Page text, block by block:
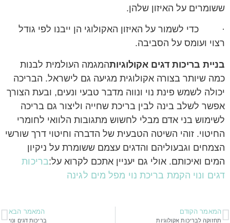
ששומרים על האיזון שלהן.
· כדי לשמור על האיזון האקולוגי הן ייבנו לפי גודל
רצוי ועומס על הסביבה.
בניית בריכות דגים אקולוגיותהמגמה העולמית לבנות
כמה שיותר בצורה אקולוגית מגיעה גם לישראל. הבריכה
יכולה לשמש פינת נוי ונווה מדבר טבעי ונעים, ובעת הצורך
אפשר לשלב בינה לבין בריכת שחייה וליצור גם בריכה
לשימוש בני אדם מבלי לחשוש מתגובות הלוואי לחומרי
החיטוי. זוהי השיטה הטבעית של הדברה וחיטוי דרך שורשי
הצמחים וגבעוליהם והדגים עצמם ששומרת על ניקיון
המים ואיכותם. אולי גם יעניין אתכם לקרוא על:בריכות
דגים ונוי הקמת בריכת נוי מפל מים לגינה
המאמר הקודם
תחזוקה לבריכות אקולוגיות
המאמר הבא
בריכות דגים ונוי